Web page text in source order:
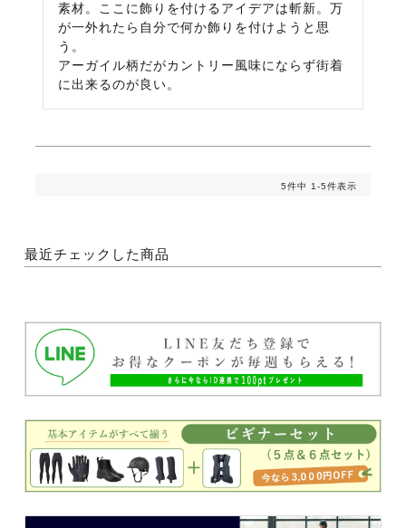
素材。ここに飾りを付けるアイデアは斬新。万
が一外れたら自分で何か飾りを付けようと思
う。
アーガイル柄だがカントリー風味にならず街着
に出来るのが良い。
5件中 1-5件表示
最近チェックした商品